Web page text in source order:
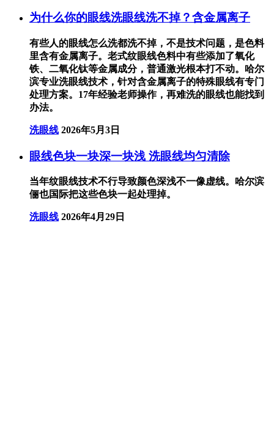
为什么你的眼线洗眼线洗不掉？含金属离子
有些人的眼线怎么洗都洗不掉，不是技术问题，是色料
里含有金属离子。老式纹眼线色料中有些添加了氧化
铁、二氧化钛等金属成分，普通激光根本打不动。哈尔
滨专业洗眼线技术，针对含金属离子的特殊眼线有专门
处理方案。17年经验老师操作，再难洗的眼线也能找到
办法。
洗眼线 2026年5月3日
眼线色块一块深一块浅 洗眼线均匀清除
当年纹眼线技术不行导致颜色深浅不一像虚线。哈尔滨
俪也国际把这些色块一起处理掉。
洗眼线 2026年4月29日